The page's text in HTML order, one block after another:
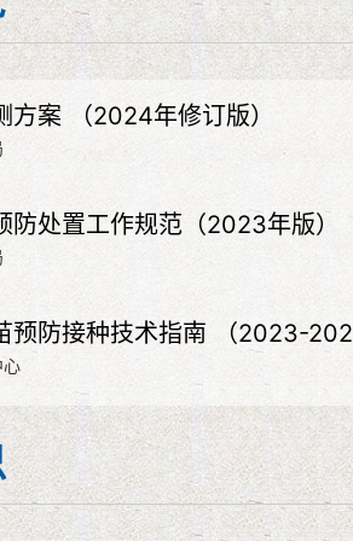
方案 （2024年修订版）
防处置工作规范（2023年版）
预防接种技术指南 （2023-
心